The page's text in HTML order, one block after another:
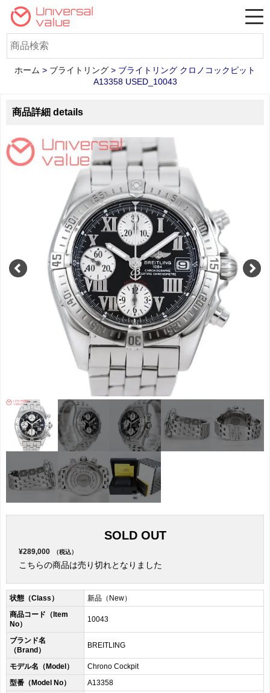
ホーム > ブライトリング > ブライトリング クロノコックピット
A13358 USED_10043
商品詳細 details
SOLD OUT
¥289,000 （税込）
こちらの商品は売り切れとなりました
状態（Class）
新品（New）
商品コード（Item
No）
10043
ブランド名
（Brand）
BREITLING
モデル名（Model）
Chrono Cockpit
型番（Model No）
A13358